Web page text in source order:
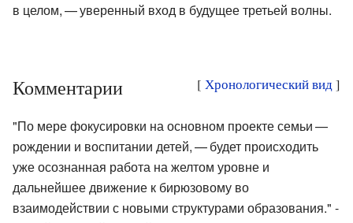
в целом, — уверенный вход в будущее третьей волны.
[ Хронологический вид]
Комментарии
"По мере фокусировки на основном проекте семьи —
рождении и воспитании детей, — будет происходить
уже осознанная работа на желтом уровне и
дальнейшее движение к бирюзовому во
взаимодействии с новыми структурами образования." -